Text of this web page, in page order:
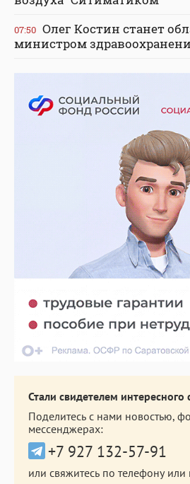
07:50 Олег Костин станет
министром
Стали свидетелем интересного
Поделитесь с нами новостью,
мессенджерах:
+7 927 132-57-91
или свяжитесь по телефону или